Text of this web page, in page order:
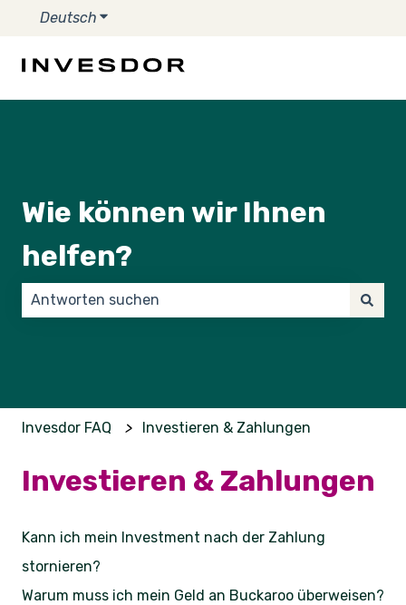
Deutsch Untermenü für Übersetzungen anzeigen
Wie können wir Ihnen
helfen?
Invesdor FAQ Investieren & Zahlungen
Investieren & Zahlungen
Kann ich mein Investment nach der Zahlung
stornieren?
Warum muss ich mein Geld an Buckaroo überweisen?